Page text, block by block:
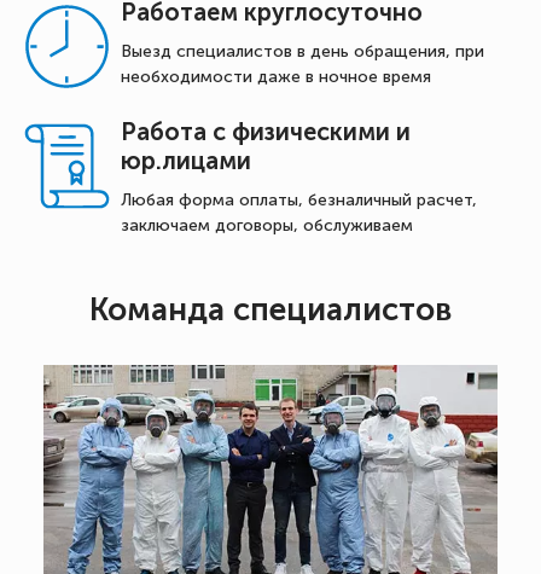
Работаем круглосуточно
Выезд специалистов в день обращения, при
необходимости даже в ночное время
Работа с физическими и
юр.лицами
Любая форма оплаты, безналичный расчет,
заключаем договоры, обслуживаем
Команда специалистов